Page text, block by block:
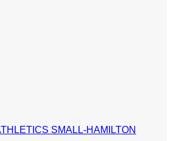
SMALL-HAMILTON